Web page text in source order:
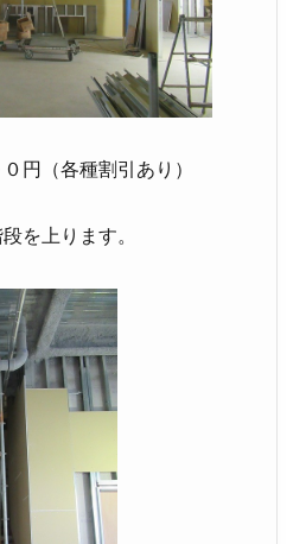
円（各種割引あり）
を上ります。